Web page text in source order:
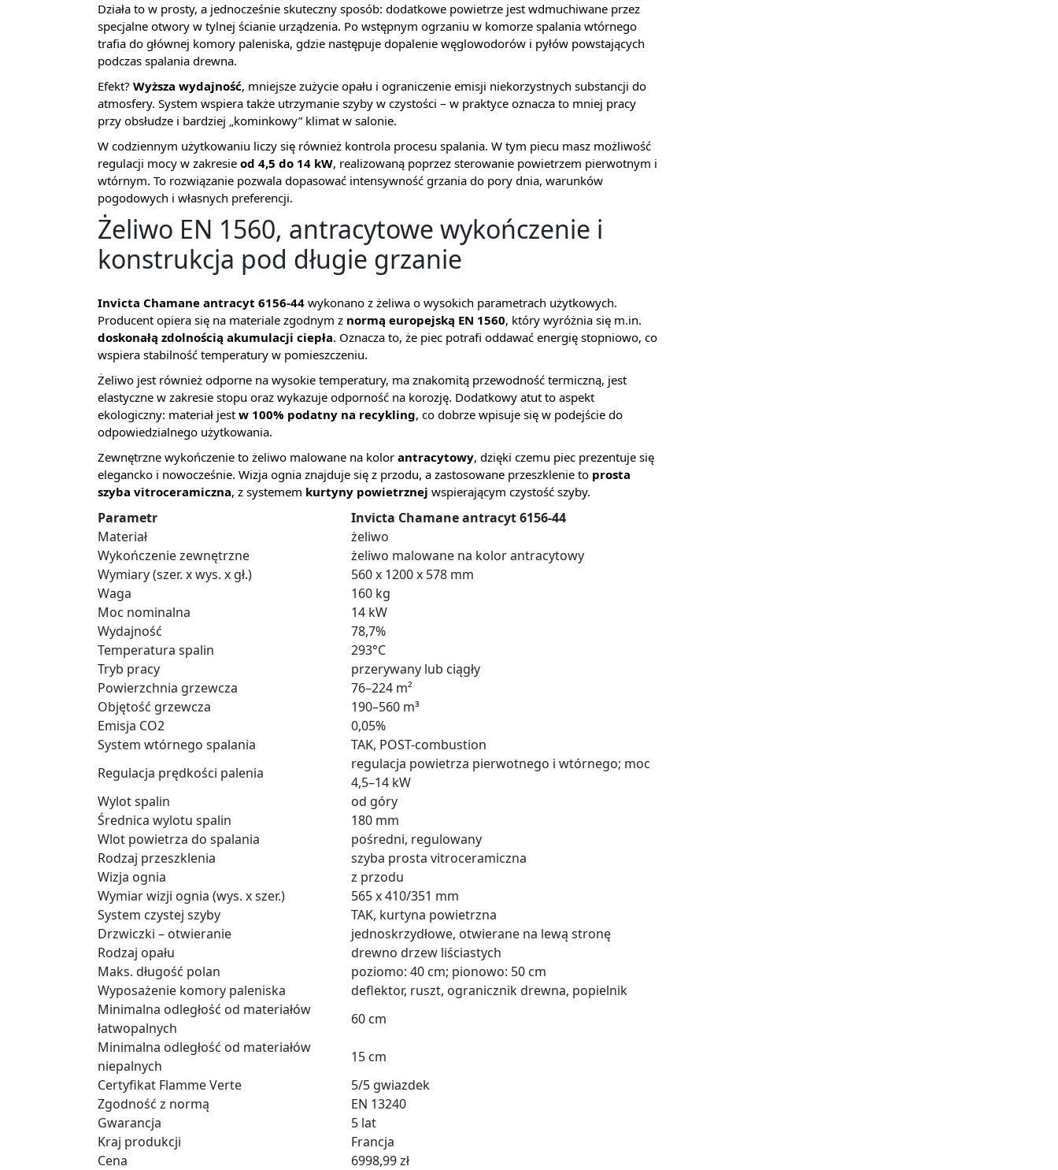
Działa to w prosty, a jednocześnie skuteczny sposób: dodatkowe powietrze jest wdmuchiwane przez
specjalne otwory w tylnej ścianie urządzenia. Po wstępnym ogrzaniu w komorze spalania wtórnego
trafia do głównej komory paleniska, gdzie następuje dopalenie węglowodorów i pyłów powstających
podczas spalania drewna.
Efekt? Wyższa wydajność, mniejsze zużycie opału i ograniczenie emisji niekorzystnych substancji do
atmosfery. System wspiera także utrzymanie szyby w czystości – w praktyce oznacza to mniej pracy
przy obsłudze i bardziej „kominkowy” klimat w salonie.
W codziennym użytkowaniu liczy się również kontrola procesu spalania. W tym piecu masz możliwość
regulacji mocy w zakresie od 4,5 do 14 kW, realizowaną poprzez sterowanie powietrzem pierwotnym i
wtórnym. To rozwiązanie pozwala dopasować intensywność grzania do pory dnia, warunków
pogodowych i własnych preferencji.
Żeliwo EN 1560, antracytowe wykończenie i
konstrukcja pod długie grzanie
Invicta Chamane antracyt 6156-44 wykonano z żeliwa o wysokich parametrach użytkowych.
Producent opiera się na materiale zgodnym z normą europejską EN 1560, który wyróżnia się m.in.
doskonałą zdolnością akumulacji ciepła. Oznacza to, że piec potrafi oddawać energię stopniowo, co
wspiera stabilność temperatury w pomieszczeniu.
Żeliwo jest również odporne na wysokie temperatury, ma znakomitą przewodność termiczną, jest
elastyczne w zakresie stopu oraz wykazuje odporność na korozję. Dodatkowy atut to aspekt
ekologiczny: materiał jest w 100% podatny na recykling, co dobrze wpisuje się w podejście do
odpowiedzialnego użytkowania.
Zewnętrzne wykończenie to żeliwo malowane na kolor antracytowy, dzięki czemu piec prezentuje się
elegancko i nowocześnie. Wizja ognia znajduje się z przodu, a zastosowane przeszklenie to prosta
szyba vitroceramiczna, z systemem kurtyny powietrznej wspierającym czystość szyby.
Parametr
Invicta Chamane antracyt 6156-44
Materiał
żeliwo
Wykończenie zewnętrzne
żeliwo malowane na kolor antracytowy
Wymiary (szer. x wys. x gł.)
560 x 1200 x 578 mm
Waga
160 kg
Moc nominalna
14 kW
Wydajność
78,7%
Temperatura spalin
293°C
Tryb pracy
przerywany lub ciągły
Powierzchnia grzewcza
76–224 m²
Objętość grzewcza
190–560 m³
Emisja CO2
0,05%
System wtórnego spalania
TAK, POST-combustion
Regulacja prędkości palenia
regulacja powietrza pierwotnego i wtórnego; moc
4,5–14 kW
Wylot spalin
od góry
Średnica wylotu spalin
180 mm
Wlot powietrza do spalania
pośredni, regulowany
Rodzaj przeszklenia
szyba prosta vitroceramiczna
Wizja ognia
z przodu
Wymiar wizji ognia (wys. x szer.)
565 x 410/351 mm
System czystej szyby
TAK, kurtyna powietrzna
Drzwiczki – otwieranie
jednoskrzydłowe, otwierane na lewą stronę
Rodzaj opału
drewno drzew liściastych
Maks. długość polan
poziomo: 40 cm; pionowo: 50 cm
Wyposażenie komory paleniska
deflektor, ruszt, ogranicznik drewna, popielnik
Minimalna odległość od materiałów
łatwopalnych
60 cm
Minimalna odległość od materiałów
niepalnych
15 cm
Certyfikat Flamme Verte
5/5 gwiazdek
Zgodność z normą
EN 13240
Gwarancja
5 lat
Kraj produkcji
Francja
Cena
6998,99 zł